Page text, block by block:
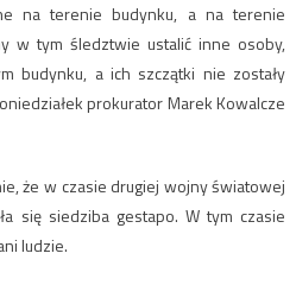
na terenie budynku, a na terenie
w tym śledztwie ustalić inne osoby,
budynku, a ich szczątki nie zostały
prokurator Marek Kowalcze
że w czasie drugiej wojny światowej
się siedziba gestapo. W tym czasie
ludzie.